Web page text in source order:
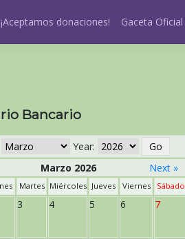
¡Aceptamos donaciones! Gaceta Oficial
Bancario
Year:
Marzo 2026 Next »
Martes Miércoles Jueves Viernes Sábado
3 4 5 6 7